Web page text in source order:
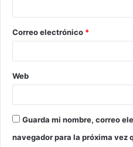
Correo electrónico *
Web
Guarda mi nombre, correo
navegador para la próxima vez